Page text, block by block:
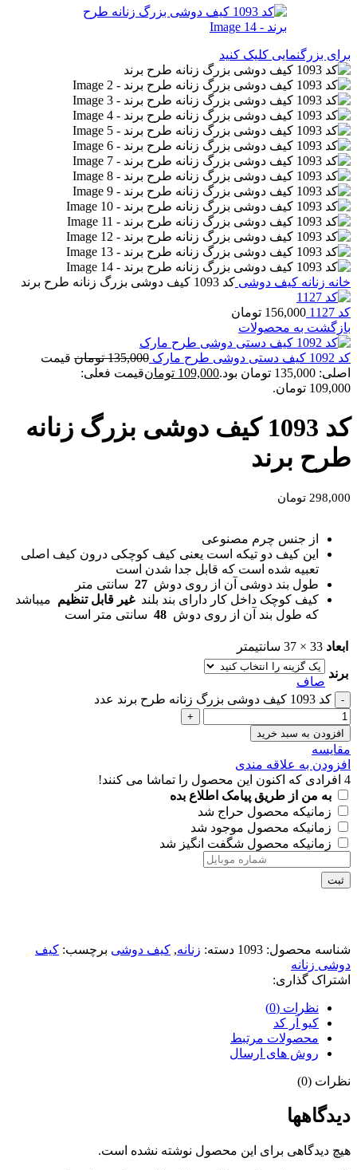
برای بزرگنمایی کلیک کنید
خانه زنانه کیف دوشی کد 1093 کیف دوشی بزرگ زنانه طرح برند
کد 1127 156,000 تومان
بازگشت به محصولات
کد 1092 کیف دستی دوشی طرح مارک 135,000 تومان قیمت
اصلی: 135,000 تومان بود.
109,000 تومانقیمت فعلی:
109,000 تومان.
کد 1093 کیف دوشی بزرگ زنانه
طرح برند
298,000 تومان
از جنس چرم مصنوعی
این کیف دو تیکه است یعنی کیف کوچکی درون کیف اصلی
تعبیه شده است که قابل جدا شدن است
طول بند دوشی آن از روی دوش 27 سانتی متر
کیف کوچک داخل کار دارای بند بلندغیر قابل تنظیم میباشد
که طول بند آن از روی دوش 48 سانتی متر است
ابعاد 33 × 37 سانتیمتر
برند
صاف
کد 1093 کیف دوشی بزرگ زنانه طرح برند عدد
افزودن به سبد خرید
مقايسه
افزودن به علاقه مندی
4 افرادی که اکنون این محصول را تماشا می کنند!
به من از طریق پیامک اطلاع بده
زمانیکه محصول حراج شد
زمانیکه محصول موجود شد
زمانیکه محصول شگفت انگیز شد
ثبت
شناسه محصول: 1093 دسته: زنانه, کیف دوشی برچسب: کیف
دوشی زنانه
اشتراک گذاری:
نظرات (0)
کیو آر کد
محصولات مرتبط
روش های ارسال
نظرات (0)
دیدگاهها
هیچ دیدگاهی برای این محصول نوشته نشده است.